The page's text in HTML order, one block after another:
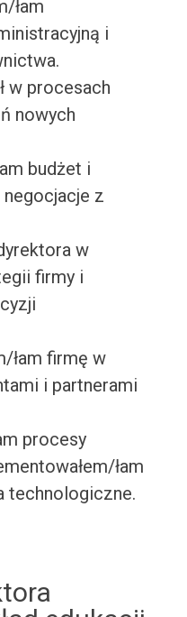
łam
i
w procesach
nowych
budżet i
negocjacje z
w
firmy i
łam firmę w
i partnerami
procesy
łam
technologiczne.